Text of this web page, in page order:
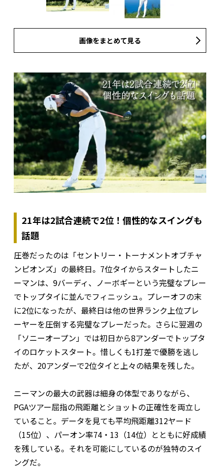
画像をまとめて見る
21年は2試合連続で2位！個性的なスイングも
話題
圧巻だったのは「セントリー・トーナメントオブチャ
ンピオンズ」の最終日。7位タイからスタートしたニ
ーマンは、9バーディ、ノーボギーという完璧なプレー
でトップタイに並んでフィニッシュ。プレーオフの末
に2位になったが、最終日は他の世界ランク上位プレ
ーヤーを圧倒する完璧なプレーだった。さらに翌週の
「ソニーオープン」では初日から8アンダーでトップタ
イのロケットスタート。惜しくも1打差で優勝を逃し
たが、20アンダーで2位タイと上々の結果を残した。
ニーマンの最大の武器は細身の体型でありながら、
PGAツアー屈指の飛距離とショットの正確性を両立し
ていること。データを見ても平均飛距離312ヤード
（15位）、パーオン率74・13（14位）とともに好成績
を残している。それを可能にしているのが独特のスイ
ングだ。